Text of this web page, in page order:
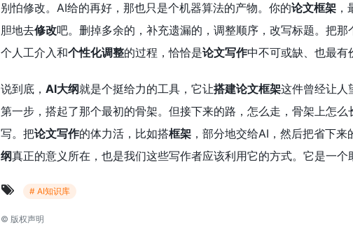
别怕修改。AI给的再好，那也只是个机器算法的产物。你的论文框架
胆地去修改吧。删掉多余的，补充遗漏的，调整顺序，改写标题。把那
个人工介入和个性化调整的过程，恰恰是论文写作中不可或缺、也最有
说到底， AI大纲就是个挺给力的工具，它让搭建论文框架这件曾经让人
第一步，搭起了那个最初的骨架。但接下来的路，怎么走，骨架上怎
写。把论文写作的体力活，比如搭框架 ，部分地交给AI，然后把省下
纲真正的意义所在，也是我们这些写作者应该利用它的方式。它是一
# AI知识库
© 版权声明